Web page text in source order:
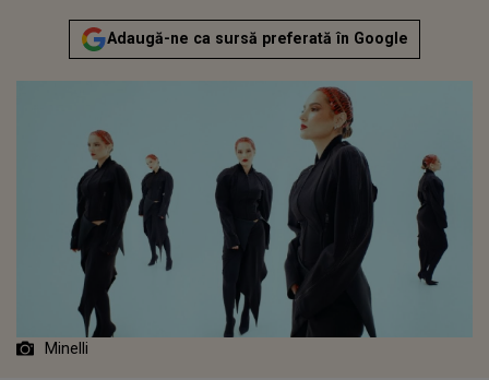
Adaugă-ne ca sursă preferată în Google
Minelli